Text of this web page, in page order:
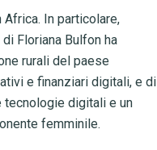
In particolare,
Floriana Bulfon ha
rurali del paese
e finanziari digitali, e di
tecnologie digitali e un
femminile.